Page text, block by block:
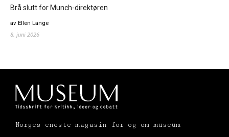
Brå slutt for Munch-direktøren
av Ellen Lange
8. juni 2026
Norges eneste magasin for og om museum